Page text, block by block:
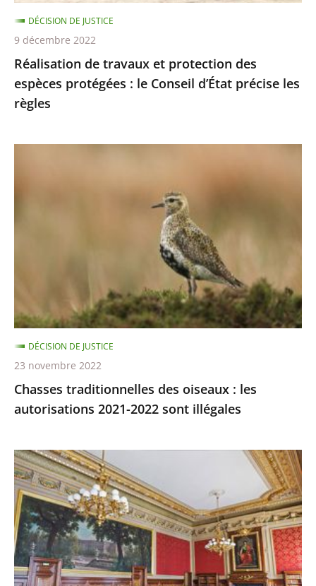
le
Conseil
d’État
précise
les
règles
Réalisation de travaux et protection des
espèces protégées : le Conseil d’État précise les
règles
DÉCISION DE JUSTICE
9 décembre 2022
2022
sont
illégales
Chasses traditionnelles des oiseaux : les
autorisations 2021-2022 sont illégales
DÉCISION DE JUSTICE
23 novembre 2022
Ocean
Viking
:
le
Conseil
d’État
rejette